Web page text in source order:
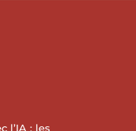
l’IA : les